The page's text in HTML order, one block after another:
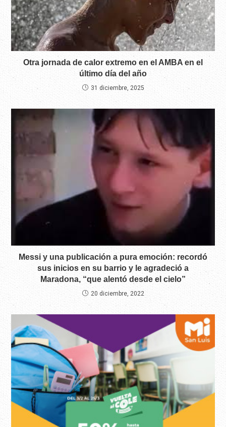
Otra jornada de calor extremo en el AMBA en el
último día del año
31 diciembre, 2025
Messi y una publicación a pura emoción: recordó
sus inicios en su barrio y le agradeció a
Maradona, “que alentó desde el cielo”
20 diciembre, 2022